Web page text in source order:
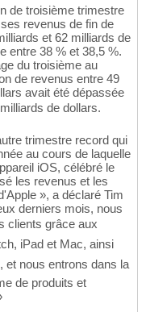
de troisième trimestre
revenus de fin de
et 62 milliards de
entre 38 % et 38,5 %.
du troisième au
de revenus entre 49
avait été dépassée
de dollars.
trimestre record qui
au cours de laquelle
iOS, célébré le
les revenus et les
», a déclaré Tim
derniers mois, nous
clients grâce aux
iPad et Mac, ainsi
et nous entrons dans la
de produits et